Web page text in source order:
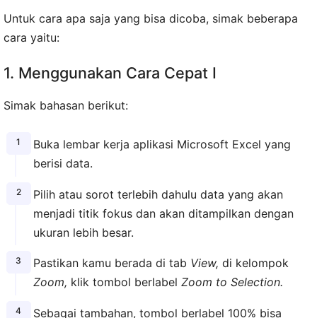
Untuk cara apa saja yang bisa dicoba, simak beberapa
cara yaitu:
1. Menggunakan Cara Cepat I
Simak bahasan berikut:
Buka lembar kerja aplikasi Microsoft Excel yang
berisi data.
Pilih atau sorot terlebih dahulu data yang akan
menjadi titik fokus dan akan ditampilkan dengan
ukuran lebih besar.
Pastikan kamu berada di tab View, di kelompok
Zoom, klik tombol berlabel Zoom to Selection.
Sebagai tambahan, tombol berlabel 100% bisa